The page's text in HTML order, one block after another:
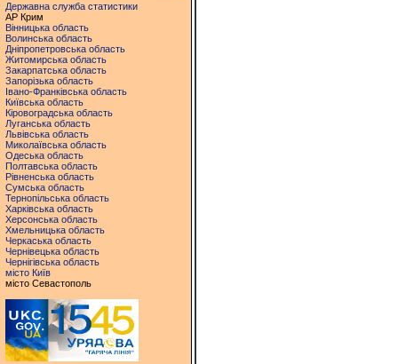
Державна служба статистики
АР Крим
Вінницька область
Волинська область
Дніпропетровська область
Житомирська область
Закарпатська область
Запорізька область
Івано-Франківська область
Київська область
Кіровоградська область
Луганська область
Львівська область
Миколаївська область
Одеська область
Полтавська область
Рівненська область
Сумська область
Тернопільська область
Харківська область
Херсонська область
Хмельницька область
Черкаська область
Чернівецька область
Чернігівська область
місто Київ
місто Севастополь